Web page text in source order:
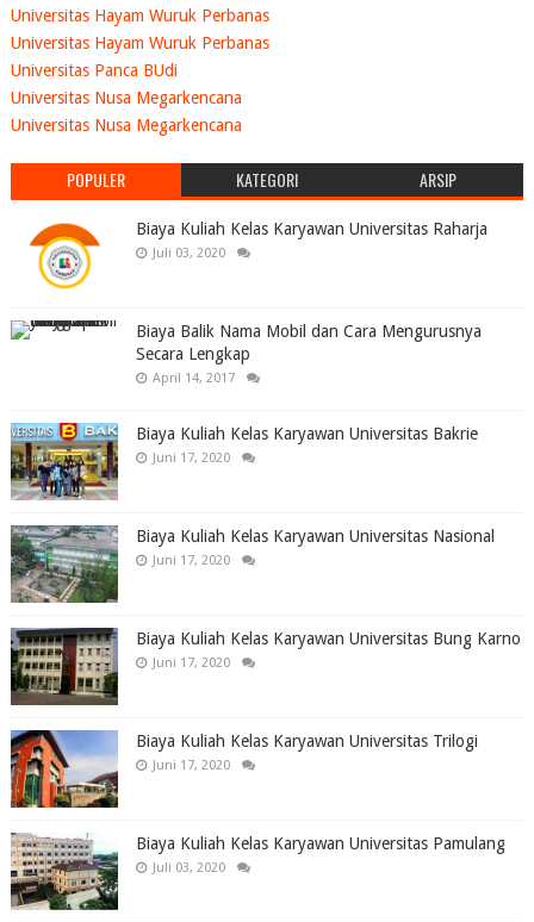
Universitas Hayam Wuruk Perbanas
Universitas Hayam Wuruk Perbanas
Universitas Panca BUdi
Universitas Nusa Megarkencana
Universitas Nusa Megarkencana
POPULER KATEGORI ARSIP
Biaya Kuliah Kelas Karyawan Universitas Raharja
Juli 03, 2020
Biaya Balik Nama Mobil dan Cara Mengurusnya
Secara Lengkap
April 14, 2017
Biaya Kuliah Kelas Karyawan Universitas Bakrie
Juni 17, 2020
Biaya Kuliah Kelas Karyawan Universitas Nasional
Juni 17, 2020
Biaya Kuliah Kelas Karyawan Universitas Bung Karno
Juni 17, 2020
Biaya Kuliah Kelas Karyawan Universitas Trilogi
Juni 17, 2020
Biaya Kuliah Kelas Karyawan Universitas Pamulang
Juli 03, 2020